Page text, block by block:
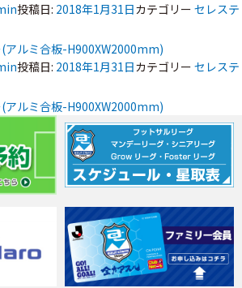
投稿日: 2018年1月31日カテゴリー セレステ
アルミ合板-H900XW2000mm)
投稿日: 2018年1月31日カテゴリー セレステ
アルミ合板-H900XW2000mm)